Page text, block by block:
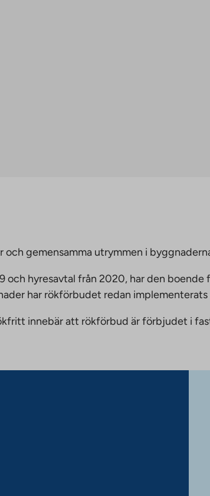
och gemensamma utrymmen i
och hyresavtal från 2020, har den
har rökförbudet redan
innebär att rökförbud är förbjudet i